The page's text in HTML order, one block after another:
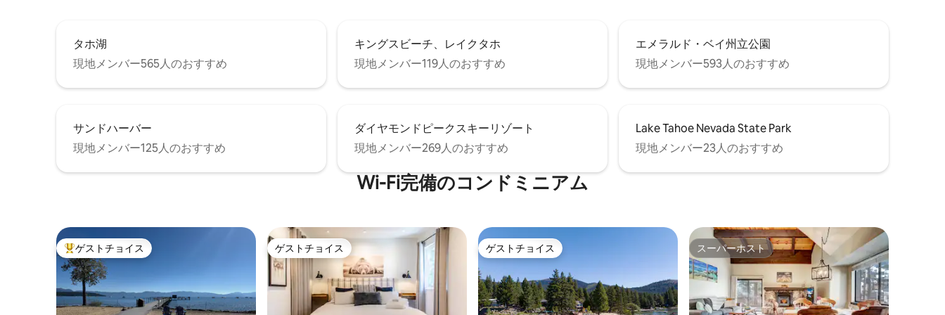
タホ湖
現地メンバー565人のおすすめ
キングスビーチ、レイクタホ
現地メンバー119人のおすすめ
エメラルド・ベイ州立公園
現地メンバー593人のおすすめ
サンドハーバー
現地メンバー125人のおすすめ
ダイヤモンドピークスキーリゾート
現地メンバー269人のおすすめ
Lake Tahoe Nevada State Park
現地メンバー23人のおすすめ
Wi-Fi完備のコンドミニアム
大好評のゲストチョイスです。
ゲストチョイス ゲストチョイス
ゲストチョイス ゲストチョイス
ゲストチョイス スーパーホスト
スーパーホスト